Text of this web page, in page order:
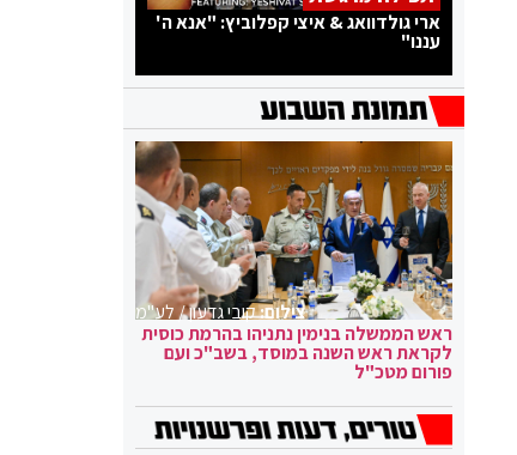
ארי גולדוואג & איצי קפלוביץ: "אנא ה'
עננו"
צילום:קובי גדעון / לע"מ
ראש הממשלה בנימין נתניהו בהרמת כוסית
לקראת ראש השנה במוסד, בשב"כ ועם
פורום מטכ"ל